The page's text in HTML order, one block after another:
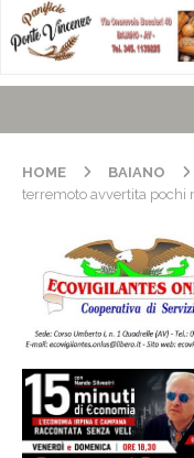
HOME BAIANO
terremoto avvertita pochi